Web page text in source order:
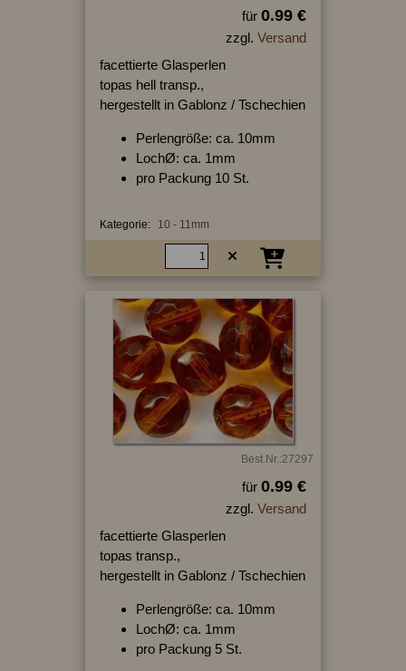
für 0.99 €
zzgl. Versand
facettierte Glasperlen
topas hell transp.,
hergestellt in Gablonz / Tschechien
Perlengröße: ca. 10mm
LochØ: ca. 1mm
pro Packung 10 St.
Kategorie: 10 - 11mm
Best.Nr.:27297
für 0.99 €
zzgl. Versand
facettierte Glasperlen
topas transp.,
hergestellt in Gablonz / Tschechien
Perlengröße: ca. 10mm
LochØ: ca. 1mm
pro Packung 5 St.